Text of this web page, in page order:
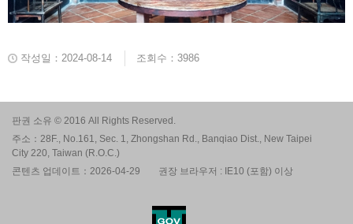
작성일：2024-08-14 조회수：3986
판권 소유 © 2016 All Rights Reserved.
주소：28F., No.161, Sec. 1, Zhongshan Rd., Banqiao Dist., New Taipei
City 220, Taiwan (R.O.C.)
콘텐츠 업데이트：2026-04-29
권장 브라우저 : IE10 (포함) 이상